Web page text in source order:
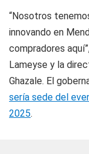
“Nosotros
innovando en
compradores
Lameyse y la
Ghazale. El
sería sede del
2025.